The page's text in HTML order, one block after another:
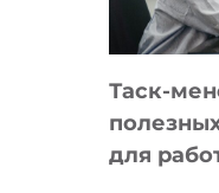
Таск-
для